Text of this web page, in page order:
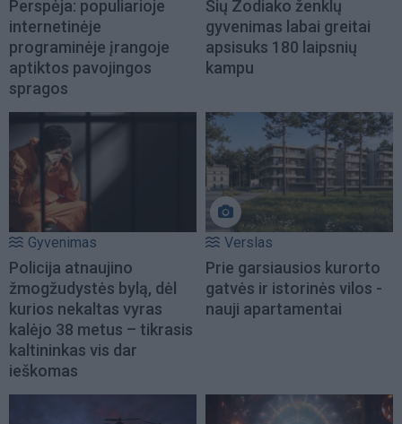
Perspėja: populiarioje
internetinėje
programinėje įrangoje
aptiktos pavojingos
spragos
Šių Zodiako ženklų
gyvenimas labai greitai
apsisuks 180 laipsnių
kampu
Gyvenimas
Policija atnaujino
žmogžudystės bylą, dėl
kurios nekaltas vyras
kalėjo 38 metus – tikrasis
kaltininkas vis dar
ieškomas
Verslas
Prie garsiausios kurorto
gatvės ir istorinės vilos -
nauji apartamentai